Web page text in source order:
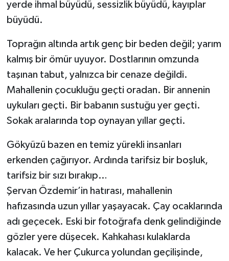
yerde ihmal büyüdü, sessizlik büyüdü, kayıplar
büyüdü.
Toprağın altında artık genç bir beden değil; yarım
kalmış bir ömür uyuyor. Dostlarının omzunda
taşınan tabut, yalnızca bir cenaze değildi.
Mahallenin çocukluğu geçti oradan. Bir annenin
uykuları geçti. Bir babanın sustuğu yer geçti.
Sokak aralarında top oynayan yıllar geçti.
Gökyüzü bazen en temiz yürekli insanları
erkenden çağırıyor. Ardında tarifsiz bir boşluk,
tarifsiz bir sızı bırakıp…
Şervan Özdemir’in hatırası, mahallenin
hafızasında uzun yıllar yaşayacak. Çay ocaklarında
adı geçecek. Eski bir fotoğrafa denk gelindiğinde
gözler yere düşecek. Kahkahası kulaklarda
kalacak. Ve her Çukurca yolundan geçilişinde,